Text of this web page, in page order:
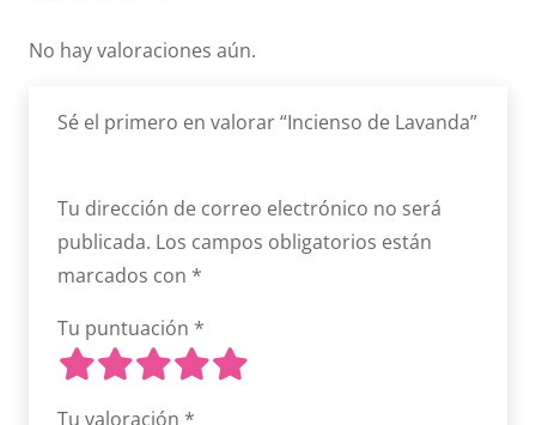
No hay valoraciones aún.
Sé el primero en valorar “Incienso de Lavanda”
Tu dirección de correo electrónico no será
publicada. Los campos obligatorios están
marcados con *
Tu puntuación *
Tu valoración *